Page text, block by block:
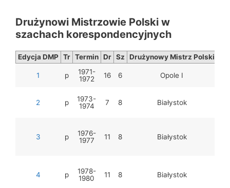
Drużynowi Mistrzowie Polski w
szachach korespondencyjnych
Edycja DMP Tr Termin Dr Sz Drużynowy Mistrz Polski
1 p
1971-
1972
16 6 Opole I
2 p
1973-
1974
7 8 Białystok
3 p
1976-
1977
11 8 Białystok
4 p
1978-
1980
11 8 Białystok